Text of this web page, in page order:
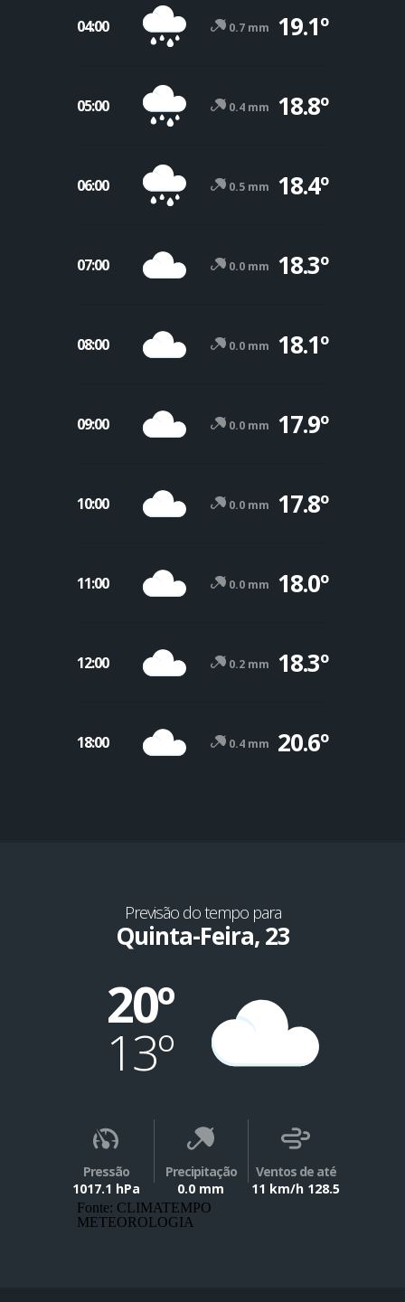
04:00 0.7 mm 19.1º
05:00 0.4 mm 18.8º
06:00 0.5 mm 18.4º
07:00 0.0 mm 18.3º
08:00 0.0 mm 18.1º
09:00 0.0 mm 17.9º
10:00 0.0 mm 17.8º
11:00 0.0 mm 18.0º
12:00 0.2 mm 18.3º
18:00 0.4 mm 20.6º
Previsão do tempo para
Quinta-Feira, 23
20º
13º
Pressão
1017.1 hPa
Precipitação
0.0 mm
Ventos de até
11 km/h 128.5
Fonte: CLIMATEMPO
METEOROLOGIA